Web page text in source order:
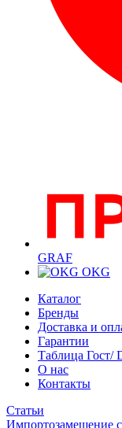
GRAF
OKG
Каталог
Бренды
Доставка и
Гарантии
Таблица Гост/
О нас
Контакты
Статьи
Импортозамещение